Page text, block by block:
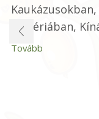
Szibériában,
Tovább